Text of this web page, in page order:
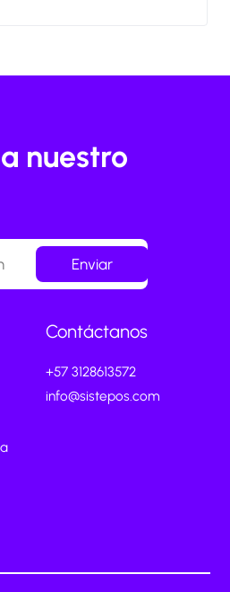
nuestro
Enviar
Contáctanos
+57 3128613572
info@sistepos.com